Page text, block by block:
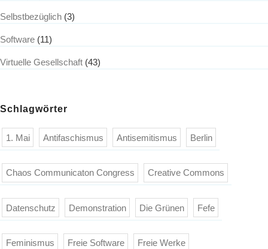
Selbstbezüglich (3)
Software (11)
Virtuelle Gesellschaft (43)
Schlagwörter
1. Mai Antifaschismus Antisemitismus Berlin
Chaos Communicaton Congress Creative Commons
Datenschutz Demonstration Die Grünen Fefe
Feminismus Freie Software Freie Werke